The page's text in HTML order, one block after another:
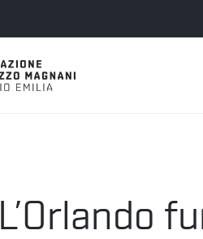
L’Orlando